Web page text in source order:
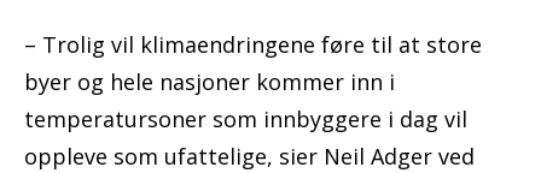
– Trolig vil klimaendringene føre til at store
byer og hele nasjoner kommer inn i
temperatursoner som innbyggere i dag vil
oppleve som ufattelige, sier Neil Adger ved